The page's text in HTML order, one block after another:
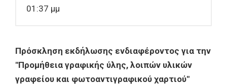
01:37 μμ
Πρόσκληση εκδήλωσης ενδιαφέροντος για την
"Προμήθεια γραφικής ύλης, λοιπών υλικών
γραφείου και φωτοαντιγραφικού χαρτιού"